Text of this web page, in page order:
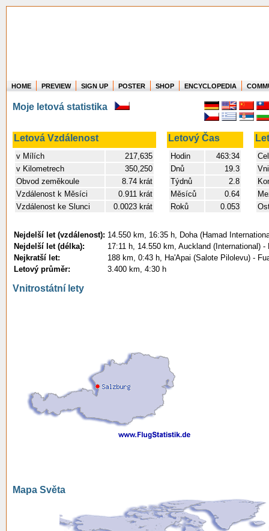
Where in the world have you flown?
How long have you been in the air?
Create your own FlightMemory and see!
HOME PREVIEW SIGN UP POSTER SHOP ENCYCLOPEDIA
Moje letová statistika
Letová Vzdálenost Letový Čas
v Mílích
217,635
v Kilometrech
350,250
Obvod zeměkoule
8.74 krát
Vzdálenost k Měsíci
0.911 krát
Vzdálenost ke Slunci
0.0023 krát
Hodin
463:34
Dnů
19.3
Týdnů
2.8
Měsíců
0.64
Roků
0.053
Nejdelší let (vzdálenost): 14.550 km, 16:35 h, Doha (Hamad
Nejdelší let (délka):
17:11 h, 14.550 km, Auckland (International)
Nejkratší let:
188 km, 0:43 h, Ha'Apai (Salote Pilolevu) -
Letový průměr:
3.400 km, 4:30 h
Vnitrostátní lety
Mapa Světa